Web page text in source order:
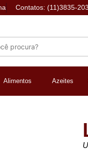
Contatos: (11)3835-
Alimentos Azeites